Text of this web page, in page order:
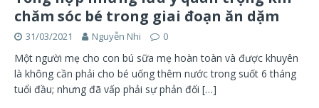
chăm sóc bé trong giai đoạn ăn dặm
31/03/2021 Nguyễn Nhi 0
Một người mẹ cho con bú sữa mẹ hoàn toàn và được khuyên
là không cần phải cho bé uống thêm nước trong suốt 6 tháng
tuổi đầu; nhưng đã vấp phải sự phản đối […]